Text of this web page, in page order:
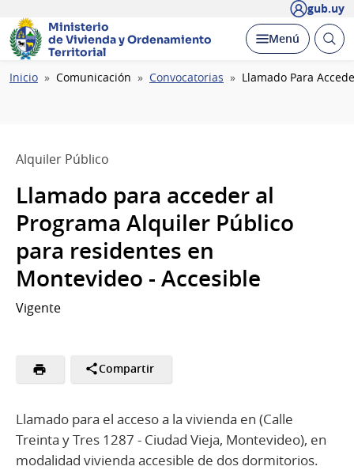
gub.uy
Ministerio
de Vivienda yOrdenamiento
Territorial
Desplegar
Menú Abrir
Ruta
Inicio Comunicación Convocatorias Llamado Para
Alquiler Público
Llamado para acceder al
Programa Alquiler Público
para residentes en
Montevideo - Accesible
Vigente
Compartir
Llamado para el acceso a la vivienda en (Calle
Treinta y Tres 1287 - Ciudad Vieja, Montevideo), en
modalidad vivienda accesible de dos dormitorios.